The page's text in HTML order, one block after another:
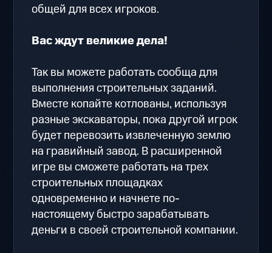
общей для всех игроков.
Вас ждут великие дела!
Так вы можете работать сообща для
выполнения строительных заданий.
Вместе копайте котлованы, используя
разные экскаваторы, пока другой игрок
будет перевозить извлеченную землю
на гравийный завод. В расширенной
игре вы сможете работать на трех
строительных площадках
одновременно и начнете по-
настоящему быстро зарабатывать
деньги в своей строительной компании.